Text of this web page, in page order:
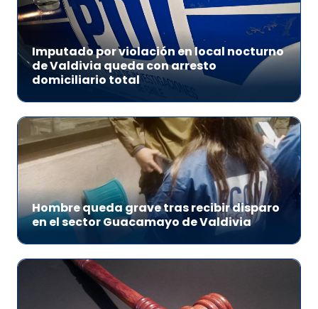
Imputado por violación en local nocturno
de Valdivia queda con arresto
domiciliario total
Hombre queda grave tras recibir disparo
en el sector Guacamayo de Valdivia